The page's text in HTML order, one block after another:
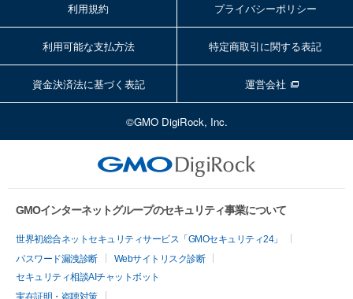
利用規約 プライバシーポリシー
利用可能な支払方法 特定商取引に関する表記
資金決済法に基づく表記 運営会社
©GMO DigiRock, Inc.
GMOインターネットグループのセキュリティ事業について
世界初総合ネットセキュリティサービス「GMOセキュリティ24」
パスワード漏洩診断
Webサイトリスク診断
セキュリティ相談AIチャットボット
実在証明・盗聴対策